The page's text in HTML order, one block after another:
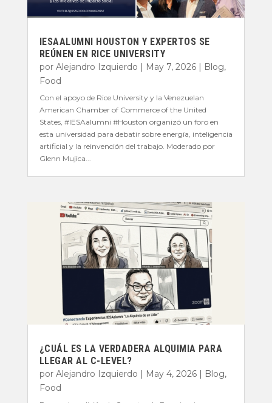
IESAALUMNI HOUSTON Y EXPERTOS SE
REÚNEN EN RICE UNIVERSITY
por Alejandro Izquierdo | May 7, 2026| Blog,
Food
Con el apoyo de Rice University y la Venezuelan
American Chamber of Commerce of the United
States, #IESAalumni #Houston organizó un foro en
esta universidad para debatir sobre energía, inteligencia
artificial y la reinvención del trabajo. Moderado por
Glenn Mujica...
¿CUÁL ES LA VERDADERA ALQUIMIA PARA
LLEGAR AL C-LEVEL?
por Alejandro Izquierdo | May 4, 2026| Blog,
Food